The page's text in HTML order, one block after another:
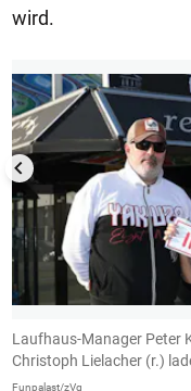
wird.
Laufhaus-Manager Peter
Christoph Lielacher (r.)
Funpalast/zVg